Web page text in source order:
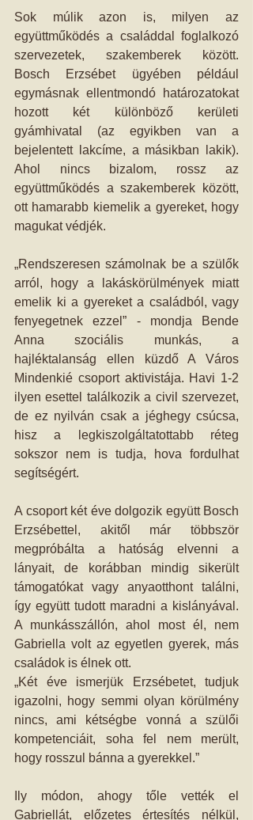
Sok múlik azon is, milyen az
együttműködés a családdal foglalkozó
szervezetek, szakemberek között.
Bosch Erzsébet ügyében például
egymásnak ellentmondó határozatokat
hozott két különböző kerületi
gyámhivatal (az egyikben van a
bejelentett lakcíme, a másikban lakik).
Ahol nincs bizalom, rossz az
együttműködés a szakemberek között,
ott hamarabb kiemelik a gyereket, hogy
magukat védjék.
„Rendszeresen számolnak be a szülők
arról, hogy a lakáskörülmények miatt
emelik ki a gyereket a családból, vagy
fenyegetnek ezzel” - mondja Bende
Anna szociális munkás, a
hajléktalanság ellen küzdő A Város
Mindenkié csoport aktivistája. Havi 1-2
ilyen esettel találkozik a civil szervezet,
de ez nyilván csak a jéghegy csúcsa,
hisz a legkiszolgáltatottabb réteg
sokszor nem is tudja, hova fordulhat
segítségért.
A csoport két éve dolgozik együtt Bosch
Erzsébettel, akitől már többször
megpróbálta a hatóság elvenni a
lányait, de korábban mindig sikerült
támogatókat vagy anyaotthont találni,
így együtt tudott maradni a kislányával.
A munkásszállón, ahol most él, nem
Gabriella volt az egyetlen gyerek, más
családok is élnek ott.
„Két éve ismerjük Erzsébetet, tudjuk
igazolni, hogy semmi olyan körülmény
nincs, ami kétségbe vonná a szülői
kompetenciáit, soha fel nem merült,
hogy rosszul bánna a gyerekkel.”
Ily módon, ahogy tőle vették el
Gabriellát, előzetes értesítés nélkül,